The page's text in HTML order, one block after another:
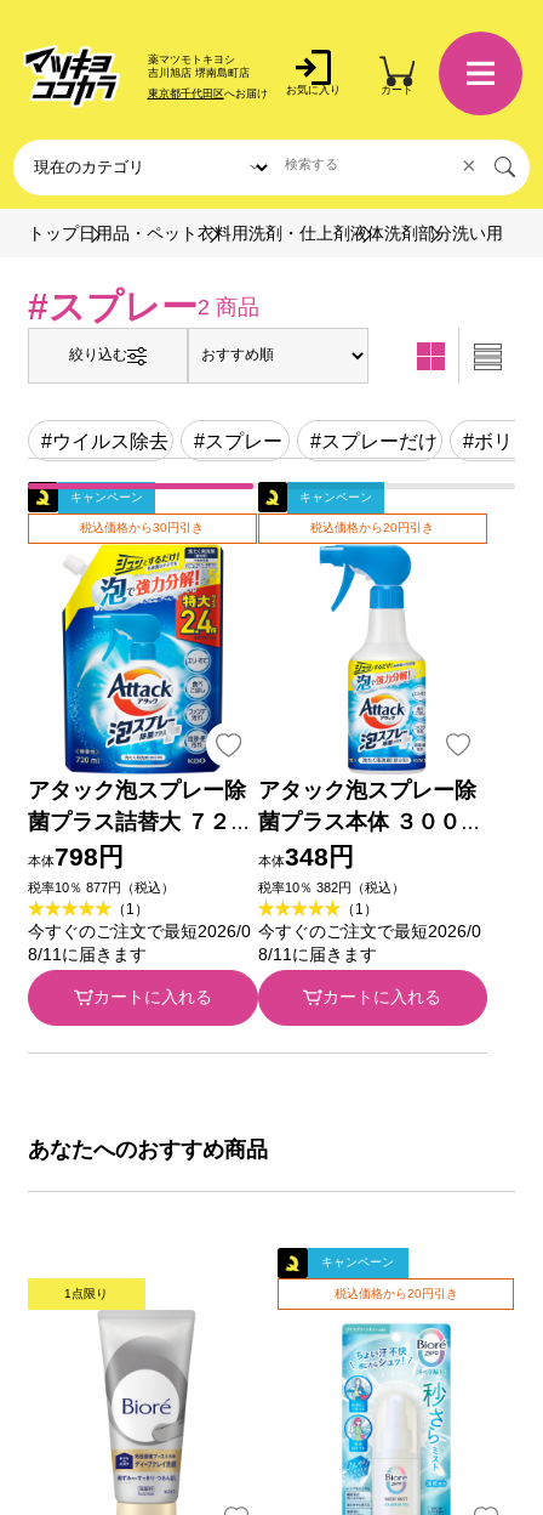
薬マツモトキヨシ
吉川旭店 堺南島町店
東京都千代田区へお届け お気に入り カート
×
トップ日用品・ペット 衣料用洗剤・仕上剤 液体洗剤 部分洗い用
#スプレー2 商品
絞り込む
#ウイルス除去 #スプレー #スプレーだけ #ボリュ
キャンペーン
税込価格から30円引き
アタック泡スプレー除
菌プラス詰替大 ７２０
ｍｌ 花王
本体798円
税率10％ 877円（税込）
（1）
今すぐのご注文で最短2026/0
8/11に届きます
カートに入れる
キャンペーン
税込価格から20円引き
アタック泡スプレー除
菌プラス本体 ３００ｍ
ｌ 花王
本体348円
税率10％ 382円（税込）
（1）
今すぐのご注文で最短2026/0
8/11に届きます
カートに入れる
あなたへのおすすめ商品
1点限り
キャンペーン
税込価格から20円引き